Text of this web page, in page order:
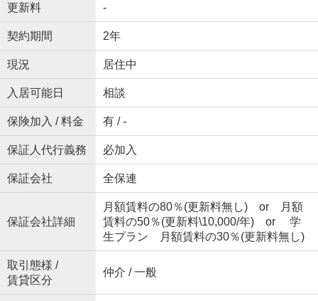
更新料 -
契約期間 2年
現況 居住中
入居可能日 相談
保険加入 / 料金 有 / -
保証人代行義務 必加入
保証会社 全保連
保証会社詳細
月額賃料の80％(更新料無し) or 月額
賃料の50％(更新料\10,000/年) or 学
生プラン 月額賃料の30％(更新料無し)
取引態様 /
賃貸区分
仲介 / 一般